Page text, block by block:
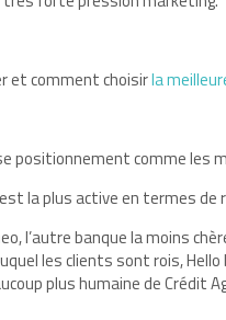
et comment choisirla
positionnement comme les
est la plus active en termes
l’autre banque la moins
les clients sont rois, Hello
plus humaine de Crédit